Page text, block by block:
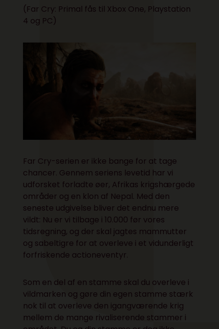
(Far Cry: Primal fås til Xbox One, Playstation
4 og PC)
Far Cry-serien er ikke bange for at tage
chancer. Gennem seriens levetid har vi
udforsket forladte øer, Afrikas krigshærgede
områder og en klon af Nepal. Med den
seneste udgivelse bliver det endnu mere
vildt: Nu er vi tilbage i 10.000 før vores
tidsregning, og der skal jagtes mammutter
og sabeltigre for at overleve i et vidunderligt
forfriskende actioneventyr.
Som en del af en stamme skal du overleve i
vildmarken og gøre din egen stamme stærk
nok til at overleve den igangværende krig
mellem de mange rivaliserende stammer i